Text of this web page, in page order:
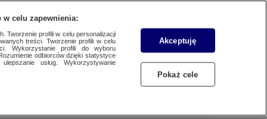
Dzień dobry!
ZALOGUJ SIĘ
w celu zapewnienia:
Tworzenie profili w celu personalizacji
treści. Tworzenie profili w celu
Wykorzystanie profili do wyboru
odbiorców dzięki statystyce
usług. Wykorzystywanie
Akceptuję
Pokaż cele